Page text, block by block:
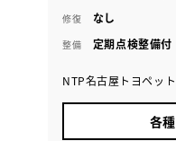
修復 なし
整備 定期点検整備付
NTP名古屋トヨペッ
各